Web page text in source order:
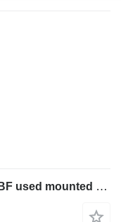
Sany 10023 Line pump SY5143THBF used mounted truck pump high per